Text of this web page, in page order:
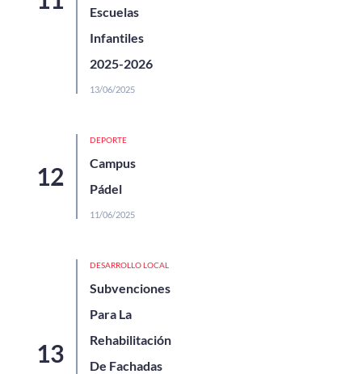
Escuelas
Infantiles
2025-2026
13/06/2025
DEPORTE
Campus
Pádel
11/06/2025
DESARROLLO LOCAL
Subvenciones
Para La
Rehabilitación
De Fachadas